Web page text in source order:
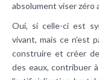
absolument viser zéro
Oui, si celle-ci est
vivant, mais ce n’est
construire et créer
des eaux, contribuer